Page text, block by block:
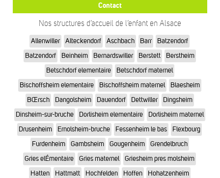
Contact
Nos structures d’accueil de l’enfant en Alsace
Allenwiller Alteckendorf Aschbach Barr
Batzendorf
Batzendorf
Beinheim Bernardswiller Berstett
Berstheim
Betschdorf elementaire
Betschdorf maternel
Bischoffsheim elementaire
Bischoffsheim maternel
Blaesheim
BŒrsch
Dangolsheim Dauendorf Dettwiller
Dingsheim
Dinsheim-sur-bruche
Dorlisheim elementaire
Dorlisheim maternel
Drusenheim
Ernolsheim-bruche Fessenheim le bas
Flexbourg
Furdenheim
Gambsheim Gougenheim
Grendelbruch
Gries elÉmentaire
Gries maternel
Griesheim pres molsheim
Hatten
Hattmatt Hochfelden Hoffen
Hohatzenheim